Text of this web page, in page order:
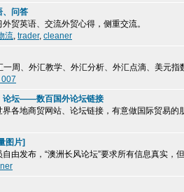
、问答
贸英语、交流外贸心得，侧重交流。
流, trader, cleaner
周、外汇教学、外汇分析、外汇点滴、美元
007
论坛——数百国外论坛链接
各地商贸网站、论坛链接，有意做国际贸易的
图片]
由发布，“澳洲长风论坛”要求所有信息真实，